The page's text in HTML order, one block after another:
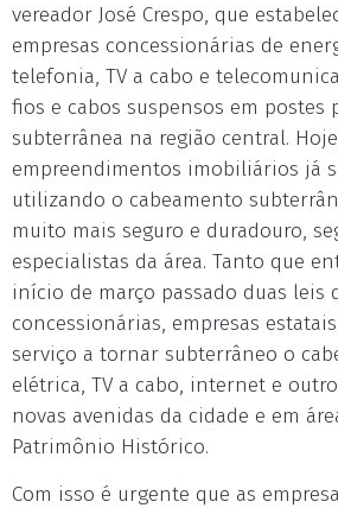
vereador José Crespo, que
empresas concessionárias de
telefonia, TV a cabo e
fios e cabos suspensos em postes
subterrânea na região central.
empreendimentos imobiliários já
utilizando o cabeamento
muito mais seguro e duradouro,
especialistas da área. Tanto que
início de março passado duas leis
concessionárias, empresas
serviço a tornar subterrâneo o
elétrica, TV a cabo, internet e
novas avenidas da cidade e em
Patrimônio Histórico.
Com isso é urgente que as